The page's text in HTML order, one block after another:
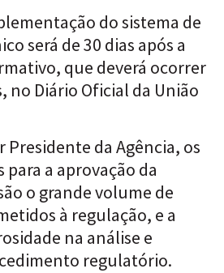
do sistema de
será de 30 dias após a
que deverá ocorrer
no Diário Oficial da União
Presidente da Agência, os
a aprovação da
o grande volume de
à regulação, e a
na análise e
regulatório.